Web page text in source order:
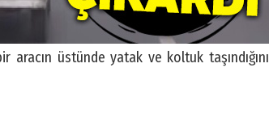
aracın üstünde yatak ve koltuk taşındığını